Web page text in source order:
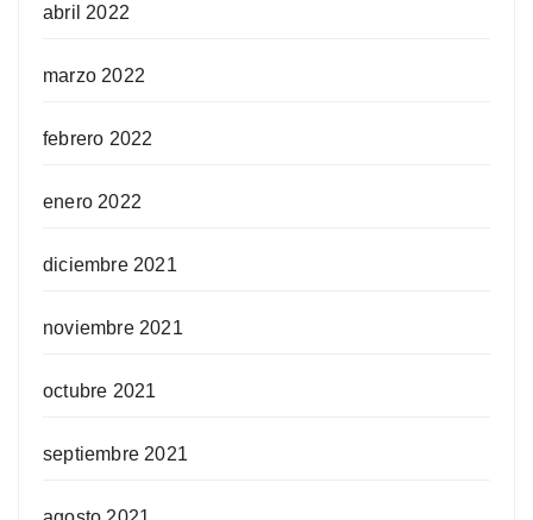
abril 2022
marzo 2022
febrero 2022
enero 2022
diciembre 2021
noviembre 2021
octubre 2021
septiembre 2021